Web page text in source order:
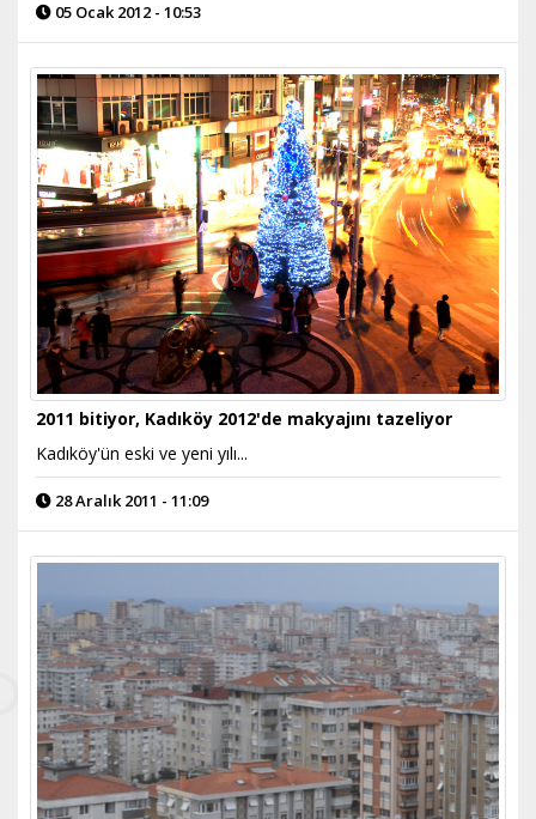
05 Ocak 2012 - 10:53
2011 bitiyor, Kadıköy 2012'de makyajını tazeliyor
Kadıköy'ün eski ve yeni yılı...
28 Aralık 2011 - 11:09